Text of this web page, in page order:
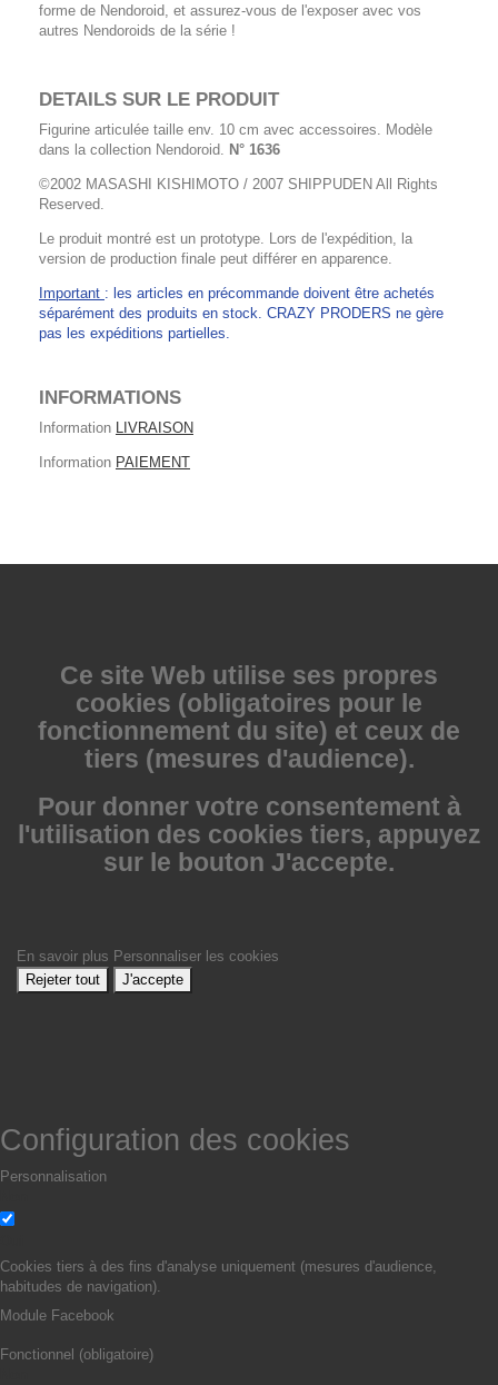
forme de Nendoroid, et assurez-vous de l'exposer avec vos
autres Nendoroids de la série !
DETAILS SUR LE PRODUIT
Figurine articulée taille env. 10 cm avec accessoires. Modèle
dans la collection Nendoroid. N° 1636
©2002 MASASHI KISHIMOTO / 2007 SHIPPUDEN All Rights
Reserved.
Le produit montré est un prototype. Lors de l'expédition, la
version de production finale peut différer en apparence.
Important : les articles en précommande doivent être achetés
séparément des produits en stock. CRAZY PRODERS ne gère
pas les expéditions partielles.
INFORMATIONS
Information LIVRAISON
Information PAIEMENT
Ce site Web utilise ses propres
cookies (obligatoires pour le
fonctionnement du site) et ceux de
tiers (mesures d'audience).
Pour donner votre consentement à
l'utilisation des cookies tiers, appuyez
sur le bouton J'accepte.
En savoir plus Personnaliser les cookies
Rejeter tout
J'accepte
Configuration des cookies
Personnalisation
Cookies tiers à des fins d'analyse uniquement (mesures d'audience,
habitudes de navigation).
Module Facebook
Fonctionnel (obligatoire)